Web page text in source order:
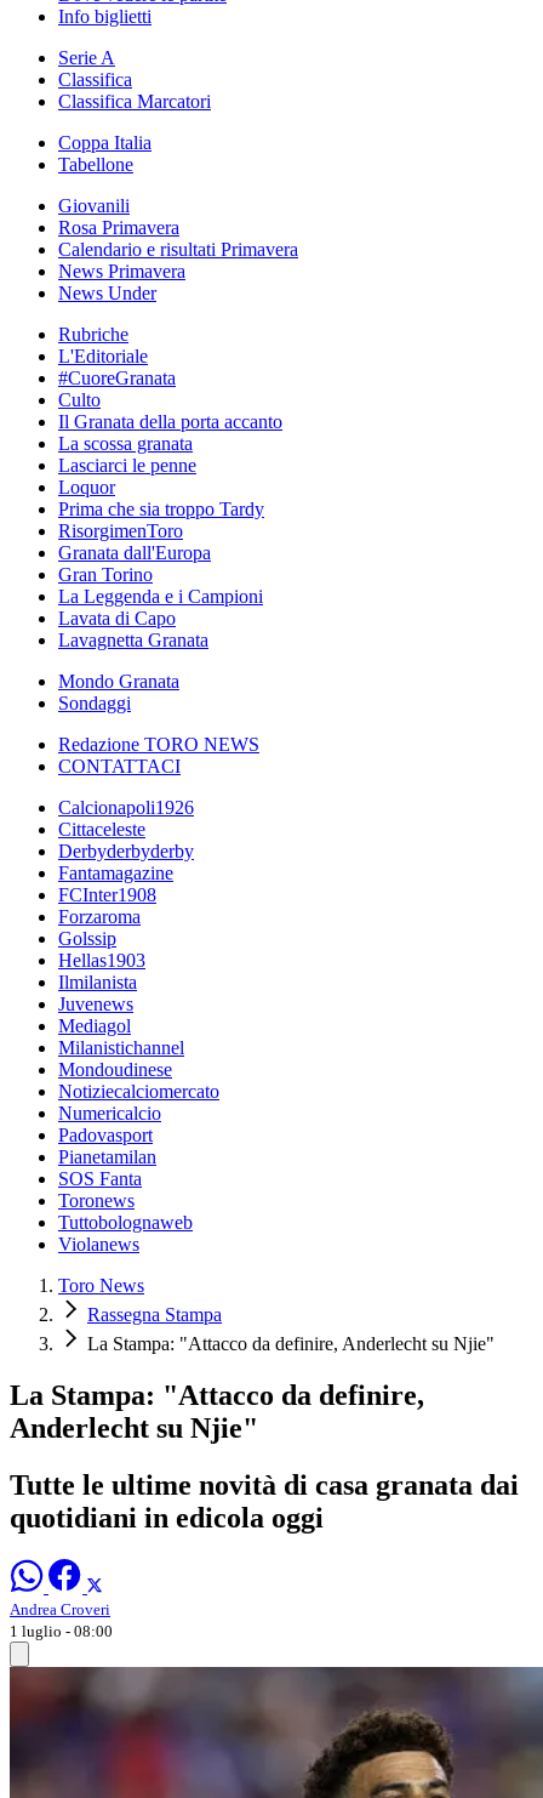
Info biglietti
Serie A
Classifica
Classifica Marcatori
Coppa Italia
Tabellone
Giovanili
Rosa Primavera
Calendario e risultati Primavera
News Primavera
News Under
Rubriche
L'Editoriale
#CuoreGranata
Culto
Il Granata della porta accanto
La scossa granata
Lasciarci le penne
Loquor
Prima che sia troppo Tardy
RisorgimenToro
Granata dall'Europa
Gran Torino
La Leggenda e i Campioni
Lavata di Capo
Lavagnetta Granata
Mondo Granata
Sondaggi
Redazione TORO NEWS
CONTATTACI
Calcionapoli1926
Cittaceleste
Derbyderbyderby
Fantamagazine
FCInter1908
Forzaroma
Golssip
Hellas1903
Ilmilanista
Juvenews
Mediagol
Milanistichannel
Mondoudinese
Notiziecalciomercato
Numericalcio
Padovasport
Pianetamilan
SOS Fanta
Toronews
Tuttobolognaweb
Violanews
Toro News
Rassegna Stampa
La Stampa: "Attacco da definire, Anderlecht su Njie"
La Stampa: "Attacco da definire,
Anderlecht su Njie"
Tutte le ultime novità di casa granata dai
quotidiani in edicola oggi
Andrea Croveri
1 luglio - 08:00